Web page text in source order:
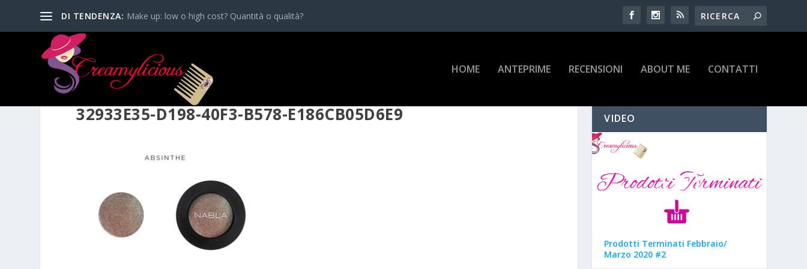
DI TENDENZA: Make up: low o high cost? Quantità o qualità?
HOME ANTEPRIME RECENSIONI ABOUT ME CONTATTI
32933E35-D198-40F3-B578-E186CB05D6E9 VIDEO
Prodotti Terminati Febbraio/
Marzo 2020 #2